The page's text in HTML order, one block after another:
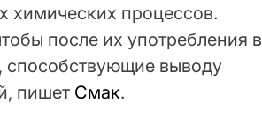
процессов.
после их употребления в
способствующие выводу
пишет Смак.